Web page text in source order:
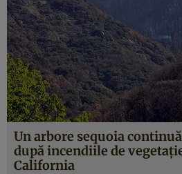
Un arbore sequoia
după incendiile de
California